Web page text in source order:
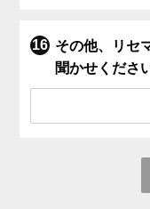
その他、リセ
聞かせくださ